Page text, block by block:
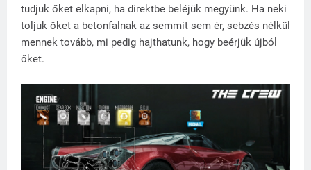
tudjuk őket elkapni, ha direktbe beléjük megyünk. Ha neki
toljuk őket a betonfalnak az semmit sem ér, sebzés nélkül
mennek tovább, mi pedig hajthatunk, hogy beérjük újból
őket.